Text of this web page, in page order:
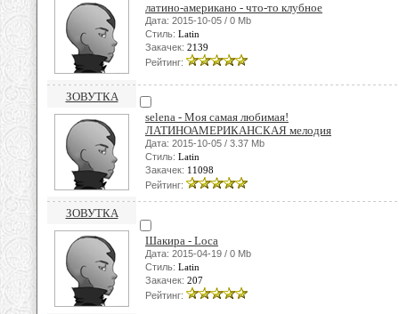
латино-американо - что-то клубное
Дата: 2015-10-05 / 0 Mb
Стиль: Latin
Закачек: 2139
Рейтинг:
ЗОВУТКА
selena - Моя самая любимая!
ЛАТИНОАМЕРИКАНСКАЯ мелодия
Дата: 2015-10-05 / 3.37 Mb
Стиль: Latin
Закачек: 11098
Рейтинг:
ЗОВУТКА
Шакира - Loca
Дата: 2015-04-19 / 0 Mb
Стиль: Latin
Закачек: 207
Рейтинг: